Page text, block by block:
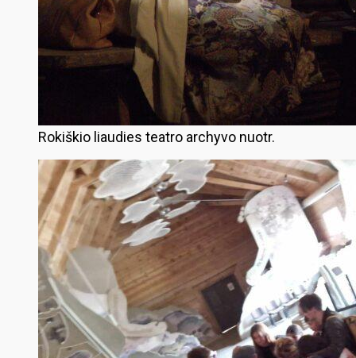
Rokiškio liaudies teatro archyvo nuotr.